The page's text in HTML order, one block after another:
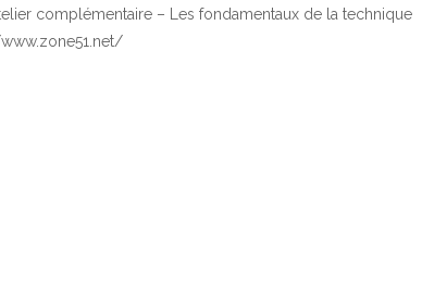
complémentaire – Les fondamentaux de la technique